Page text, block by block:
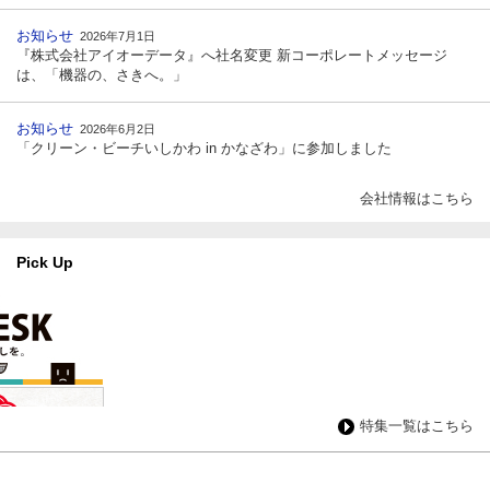
お知らせ 2026年7月1日
『株式会社アイオーデータ』へ社名変更 新コーポレートメッセージ
は、「機器の、さきへ。」
お知らせ 2026年6月2日
「クリーン・ビーチいしかわ in かなざわ」に参加しました
会社情報はこちら
Pick Up
特集一覧はこちら